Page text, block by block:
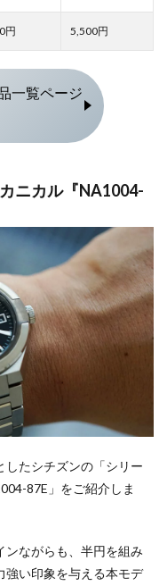
5,500
一覧ページ
ニカル『NA1004-
したシチズンの「シリー
87E」をご紹介しま
ンながらも、半円を組み
強い印象を与える本モデ